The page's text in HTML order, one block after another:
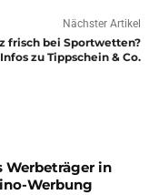
Nächster Artikel
frisch bei Sportwetten?
zu Tippschein & Co.
Werbeträger in
Werbung